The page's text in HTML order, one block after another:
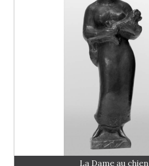
La Dame au chien